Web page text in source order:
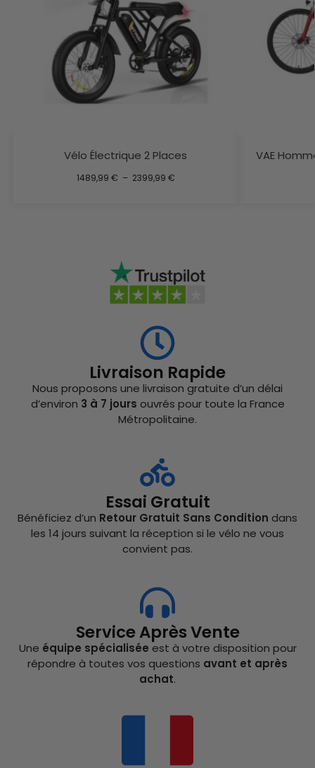
Vélo Électrique 2 Places
1489,99 € – 2399,99 €
VAE
Livraison Rapide
Nous proposons une livraison gratuite d’un délai
d’environ 3 à 7 jours ouvrés pour toute la France
Métropolitaine.
Essai Gratuit
Bénéficiez d’un Retour Gratuit Sans Condition dans
les 14 jours suivant la réception si le vélo ne vous
convient pas.
Service Après Vente
Une équipe spécialisée est à votre disposition pour
répondre à toutes vos questions avant et après
achat.